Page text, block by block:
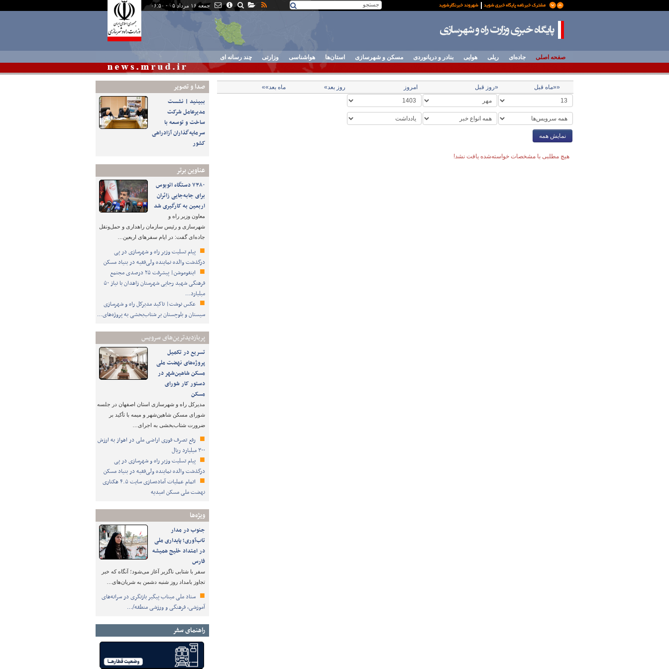
جمعه ۱۶ مرداد ۰۵ - ۰۶:۵۰
صفحه اصلی جاده‌ای ریلی هوایی بنادر و دریانوردی مسکن و شهرسازی استان‌ها هواشناسی وزارتی چند رسانه ای
صدا و تصوير
ببینید | نشست
مدیرعامل شرکت
ساخت و توسعه با
سرمایه‌گذاران آزادراهی
کشور
عناوین برتر
۷۳۸۰ دستگاه اتوبوس
برای جابه‌جایی زائران
اربعین به‌ کارگیری شد
معاون وزیر راه و
شهرسازی و رئیس سازمان راهداری و حمل‌ونقل
جاده‌ای گفت: در ایام سفرهای اربعین…
پیام تسلیت وزیر راه و شهرسازی در پی
درگذشت والده نماینده ولی‌فقیه در بنیاد مسکن
اینفوموشن| پیشرفت ۲۵ درصدی مجتمع
فرهنگی شهید رجایی شهرستان زاهدان با نیاز ۵۰
میلیارد…
عکس نوشت| تاکید مدیرکل راه و شهرسازی
سیستان و بلوچستان بر شتاب‌بخشی به پروژه‌های…
پربازدیدترین‌های سرویس
تسریع در تکمیل
پروژه‌های نهضت ملی
مسکن شاهین‌شهر در
دستور کار شورای
مسکن
مدیرکل راه و شهرسازی استان اصفهان در جلسه
شورای مسکن شاهین‌شهر و میمه با تأکید بر
ضرورت شتاب‌بخشی به اجرای…
رفع تصرف فوری اراضی ملی در اهواز به ارزش
۳۰۰ میلیارد ریال
پیام تسلیت وزیر راه و شهرسازی در پی
درگذشت والده نماینده ولی‌فقیه در بنیاد مسکن
اتمام عملیات آماده‌سازی سایت ۴.۵ هکتاری
نهضت ملی مسکن امیدیه
ویژه‌ها
جنوب در مدار
تاب‌آوری؛ پایداری ملی
در امتداد خلیج همیشه
فارس
سفر با شتابی ناگزیر آغاز می‌شود؛ آنگاه که خبر
تجاوز بامداد روز شنبه دشمن به شریان‌های…
ستاد ملی میناب پیگیر بازنگری در سرانه‌های
آموزشی، فرهنگی و ورزشی منطقه/…
راهنمای سفر
««ماه قبل «روز قبل امروز روز بعد» ماه بعد»»
نمایش همه
هیچ مطلبی با مشخصات خواسته‌شده یافت نشد!